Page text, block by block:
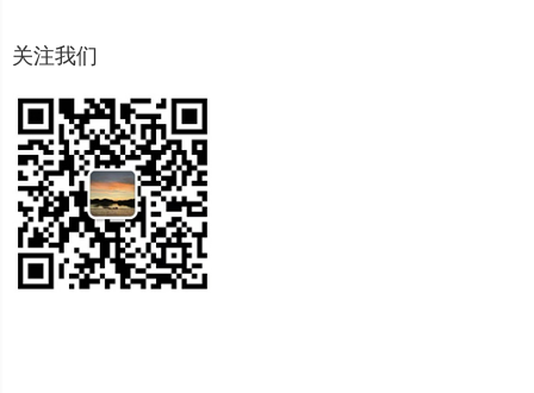
关注我们